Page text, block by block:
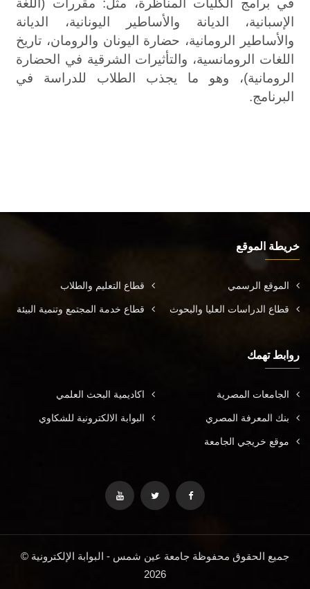
في برامج الكليات المناظرة، مثل: مقررات (اللغة
الإسبانية، الديانة والأساطير اليونانية، الديانة
والأساطير الرومانية، حضارة اليونان والرومان، تاريخ
اللغات الرومانسية، والتأثيرات الشرقية في الحضارة
الرومانية)، وهو ما يجذب الطلاب للدراسة في
البرنامج.
خريطة الموقع
الموقع الرسمي قطاع التعليم والطلاب
قطاع الدراسات العليا والبحوث قطاع خدمة المجتمع وتنمية البيئة
روابط تهمك
الجامعات المصرية اكاديمية البحث العلمي
بنك المعرفة المصري البوابة الالكترونية للشكاوي
موقع خريجي الجامعة
جميع الحقوق محفوظة جامعة عين شمس - البوابة الإلكترونية ©
2026